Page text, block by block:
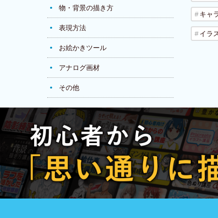
物・背景の描き方
表現方法
お絵かきツール
アナログ画材
その他
キャ
イラ